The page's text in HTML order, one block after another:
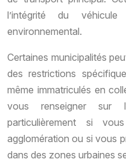
l’intégrité du
environnemental.
Certaines municipalités
des restrictions
même immatriculés en
vous renseigner sur
particulièrement si
agglomération ou si vous
dans des zones urbaines